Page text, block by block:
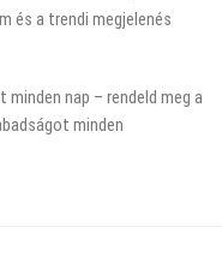
és a trendi megjelenés
nap – rendeld meg a
minden